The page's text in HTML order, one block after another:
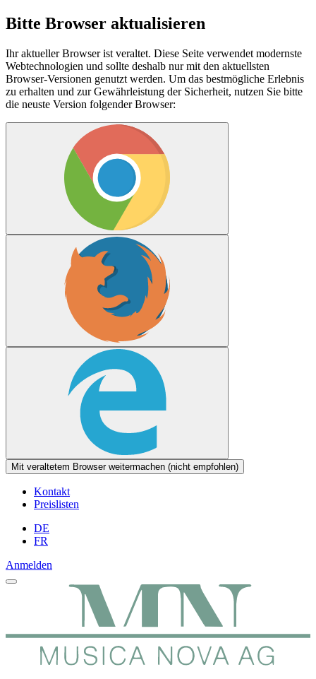
Bitte Browser aktualisieren
Ihr aktueller Browser ist veraltet. Diese Seite verwendet modernste
Webtechnologien und sollte deshalb nur mit den aktuellsten
Browser-Versionen genutzt werden. Um das bestmögliche Erlebnis
zu erhalten und zur Gewährleistung der Sicherheit, nutzen Sie bitte
die neuste Version folgender Browser:
Mit veraltetem Browser weitermachen (nicht empfohlen)
Kontakt
Preislisten
DE
FR
Anmelden